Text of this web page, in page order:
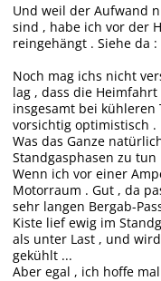
Und weil der Aufwand
sind , habe ich vor der
reingehängt . Siehe da
Noch mag ichs nicht
lag , dass die
insgesamt bei
vorsichtig optimistisch .
Was das Ganze
Standgasphasen zu
Wenn ich vor einer
Motorraum . Gut , da
sehr langen Bergab-
Kiste lief ewig im
als unter Last , und
gekühlt ...
Aber egal , ich hoffe